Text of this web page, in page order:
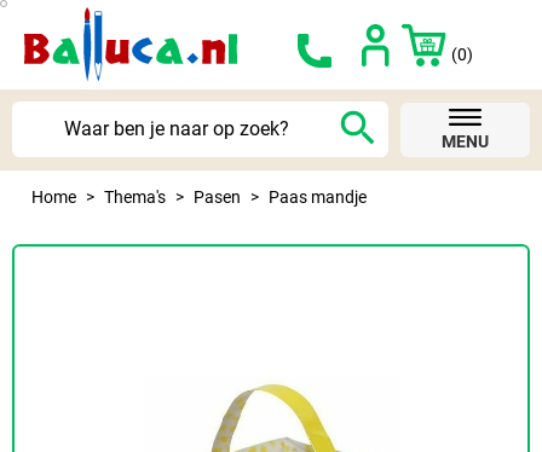
(0)
search MENU
Home Thema's Pasen Paas mandje